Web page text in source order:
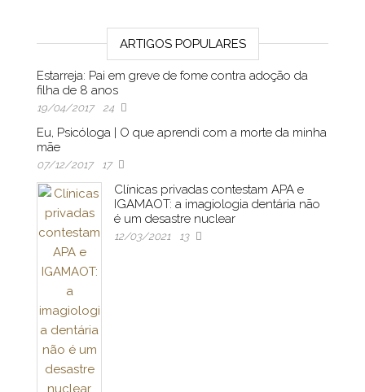
ARTIGOS POPULARES
Estarreja: Pai em greve de fome contra adoção da
filha de 8 anos
19/04/2017 24
Eu, Psicóloga | O que aprendi com a morte da minha
mãe
07/12/2017 17
Clínicas privadas contestam APA e
IGAMAOT: a imagiologia dentária não
é um desastre nuclear
12/03/2021 13